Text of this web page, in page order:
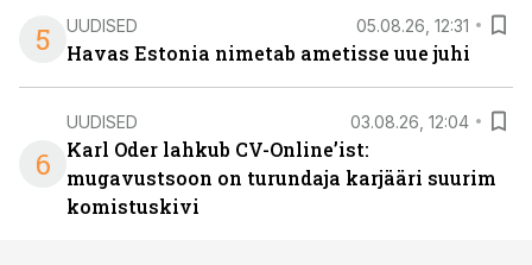
5 UUDISED 05.08.26, 12:31
Havas Estonia nimetab ametisse uue juhi
6
UUDISED 03.08.26, 12:04
Karl Oder lahkub CV-Online’ist:
mugavustsoon on turundaja karjääri suurim
komistuskivi